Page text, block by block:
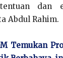
dan
Abdul Rahim.
Temukan